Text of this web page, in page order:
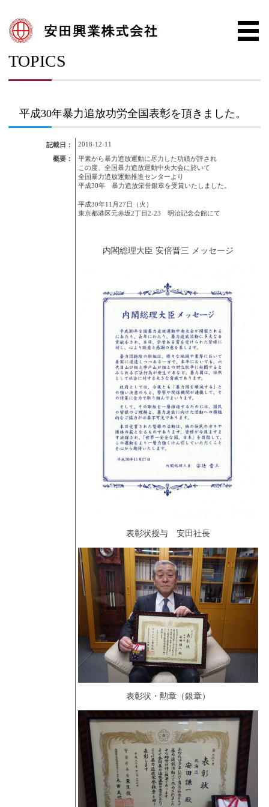
TOPICS
平成30年暴力追放功労全国表彰を頂きました。
記載日：
2018-12-11
概要：
平素から暴力追放運動に尽力した功績が評され
この度、全国暴力追放運動中央大会に於いて
全国暴力追放運動推進センターより
平成30年 暴力追放栄誉銀章を受賞いたしました。
平成30年11月27日（火）
東京都港区元赤坂2丁目2-23 明治記念会館にて
内閣総理大臣 安倍晋三 メッセージ
表彰状授与 安田社長
表彰状・勲章（銀章）